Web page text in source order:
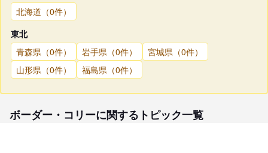
北海道（0件）
東北
青森県（0件）
岩手県（0件）
宮城県（0件）
山形県（0件）
福島県（0件）
ボーダー・コリーに関するトピック一覧